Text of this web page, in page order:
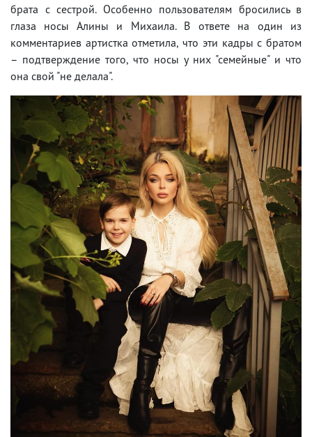
брата с сестрой. Особенно пользователям бросились в
глаза носы Алины и Михаила. В ответе на один из
комментариев артистка отметила, что эти кадры с братом
– подтверждение того, что носы у них "семейные" и что
она свой "не делала".